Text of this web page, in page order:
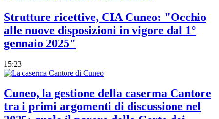
Strutture ricettive, CIA Cuneo: "Occhio
alle nuove disposizioni in vigore dal 1°
gennaio 2025"
15:23
Cuneo, la gestione della caserma Cantore
tra i primi argomenti di discussione nel